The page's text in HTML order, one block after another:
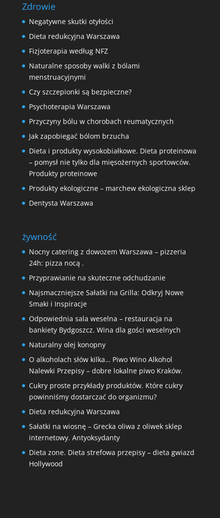
Zdrowie
Negatywne skutki otyłości
Dieta redukcyjna Warszawa
Fizjoterapia według NFZ
Naturalne sposoby walki z bólami
menstruacyjnymi
Czy szczepionki są bezpieczne?
Psychoterapia Warszawa
Przyczyny bólu w chorobach reumatycznych
Jak zapobiegać bólom brzucha
Dieta i produkty wysokobiałkowe. Dieta proteinowa
– pomysł nie tylko dla mięsożernych sportowców.
Produkty proteinowe
Produkty ekologiczne – marchew ekologiczna sklep
Dentysta Warszawa
żywność
Nocny catering z dowozem Warszawa – pizzeria
24h: pizza nocą .
Przyprawianie na skuteczne odchudzanie
Najsmaczniejsze Sałatki na Grilla: Odkryj Nowe
Smaki i Inspiracje
Odpowiednia sala weselna – restauracja na
bankiety Bydgoszcz. Wina dla gości weselnych
Naturalny olej konopny
O alkoholach słów kilka… Piwo Wino Alkohol
Nalewki Przepisy – dobre lokalne piwo Kraków.
Cukry proste przykłady produktów. Które cukry
powinniśmy dostarczać do organizmu?
Dieta redukcyjna Warszawa
Sałatki na wiosnę – Grecka oliwa z oliwek sklep
internetowy. Antyoksydanty
Dieta zone. Dieta strefowa przepisy – dieta gwiazd
Hollywood